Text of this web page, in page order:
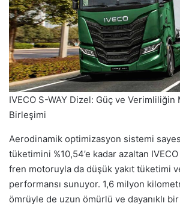
IVECO S-WAY Dizel: Güç ve Verimliliğin
Birleşimi
Aerodinamik optimizasyon sistemi
tüketimini %10,54’e kadar azaltan
fren motoruyla da düşük yakıt tüketimi
performansı sunuyor. 1,6 milyon
ömrüyle de uzun ömürlü ve dayanıklı